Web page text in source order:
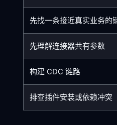
先找一条接近真实业务的
先理解连接器共有参数
构建 CDC 链路
排查插件安装或依赖冲突